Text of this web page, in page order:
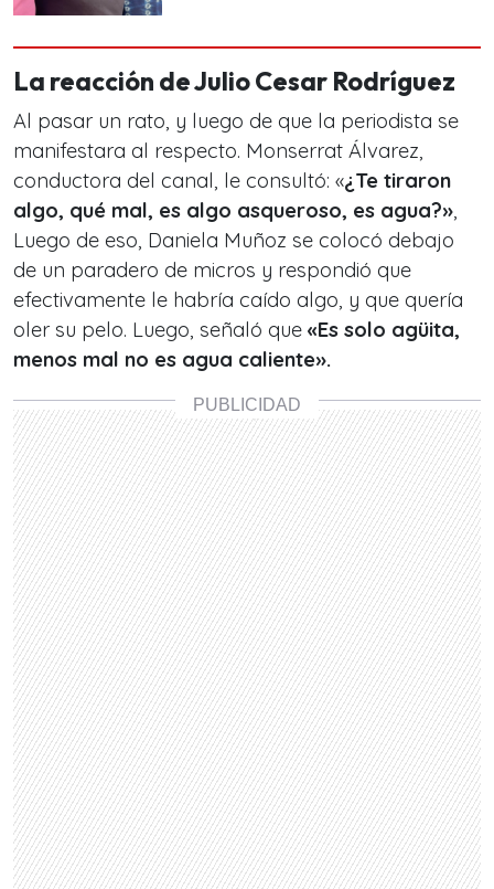
La reacción de Julio Cesar Rodríguez
Al pasar un rato, y luego de que la periodista se
manifestara al respecto. Monserrat Álvarez,
conductora del canal, le consultó: «¿Te tiraron
algo, qué mal, es algo asqueroso, es agua?»,
Luego de eso, Daniela Muñoz se colocó debajo
de un paradero de micros y respondió que
efectivamente le habría caído algo, y que quería
oler su pelo. Luego, señaló que «Es solo agüita,
menos mal no es agua caliente».